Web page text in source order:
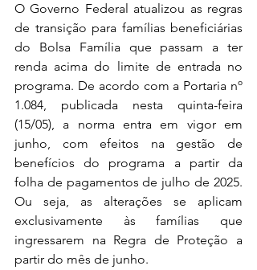
O Governo Federal atualizou as regras
de transição para famílias beneficiárias
do Bolsa Família que passam a ter
renda acima do limite de entrada no
programa. De acordo com a Portaria nº
1.084, publicada nesta quinta-feira
(15/05), a norma entra em vigor em
junho, com efeitos na gestão de
benefícios do programa a partir da
folha de pagamentos de julho de 2025.
Ou seja, as alterações se aplicam
exclusivamente às famílias que
ingressarem na Regra de Proteção a
partir do mês de junho.